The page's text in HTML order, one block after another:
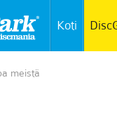
Koti
meistä